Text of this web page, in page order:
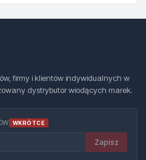
firmy i klientów indywidualnych w
dystrybutor wiodących marek.
WKRÓTCE
Zapisz